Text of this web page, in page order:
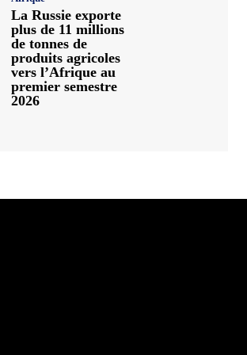
La Russie exporte
plus de 11 millions
de tonnes de
produits agricoles
vers l’Afrique au
premier semestre
2026